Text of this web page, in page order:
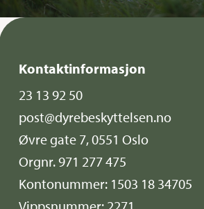
Kontaktinformasjon
23 13 92 50
post@dyrebeskyttelsen.no
Øvre gate 7, 0551 Oslo
Orgnr. 971 277 475
Kontonummer: 1503 18 34705